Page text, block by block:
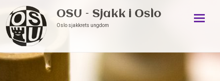
OSU – Sjakk i Oslo
Oslo sjakkrets ungdom